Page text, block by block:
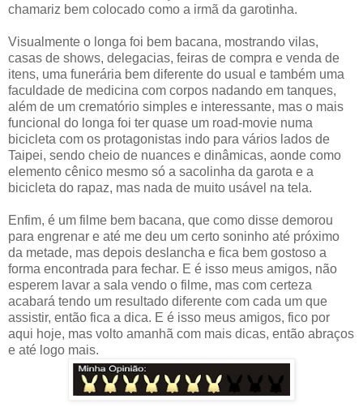
chamariz bem colocado como a irmã da garotinha.
Visualmente o longa foi bem bacana, mostrando vilas,
casas de shows, delegacias, feiras de compra e venda de
itens, uma funerária bem diferente do usual e também uma
faculdade de medicina com corpos nadando em tanques,
além de um crematório simples e interessante, mas o mais
funcional do longa foi ter quase um road-movie numa
bicicleta com os protagonistas indo para vários lados de
Taipei, sendo cheio de nuances e dinâmicas, aonde como
elemento cênico mesmo só a sacolinha da garota e a
bicicleta do rapaz, mas nada de muito usável na tela.
Enfim, é um filme bem bacana, que como disse demorou
para engrenar e até me deu um certo soninho até próximo
da metade, mas depois deslancha e fica bem gostoso a
forma encontrada para fechar. E é isso meus amigos, não
esperem lavar a sala vendo o filme, mas com certeza
acabará tendo um resultado diferente com cada um que
assistir, então fica a dica. E é isso meus amigos, fico por
aqui hoje, mas volto amanhã com mais dicas, então abraços
e até logo mais.